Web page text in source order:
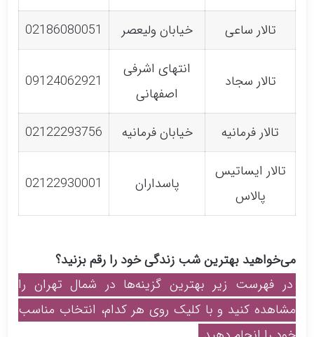
تالار ساعی
خیابان ولیعصر 02186080051
تالار سجاد
انتهای اشرفی
اصفهانی
09124062921
تالار فرمانیه خیابان فرمانیه
02122293756
تالار ایساتیس
پالاس
پاسداران 02122930001
می‌خواهید بهترین شب زندگی خود را رقم بزنید؟
در فهرست زیر بهترین گزینه‌ها در شمال تهران را
مشاهده کنید و با کلیک روی هر کدام، انتخاب مناسب